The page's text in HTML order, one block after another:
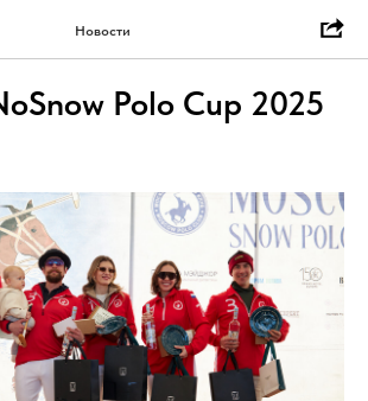
Новости
Polo Cup 2025